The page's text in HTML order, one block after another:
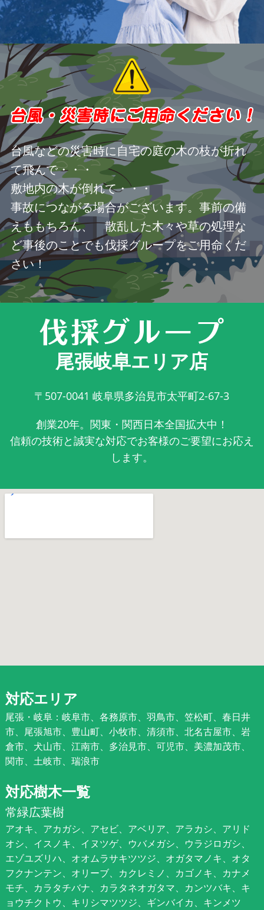
台風などの災害時に自宅の庭の木の枝が折れ
て飛んで・・・
敷地内の木が倒れて・・・
事故につながる場合がございます。事前の備
えももちろん、 散乱した木々や草の処理な
ど事後のことでも伐採グループをご用命くだ
さい！
尾張岐阜エリア店
〒507-0041 岐阜県多治見市太平町2-67-3
創業20年。関東・関西日本全国拡大中！
信頼の技術と誠実な対応でお客様のご要望にお応え
します。
対応エリア
尾張・岐阜：岐阜市、各務原市、羽鳥市、笠松町、春日井
市、尾張旭市、豊山町、小牧市、清須市、北名古屋市、岩
倉市、犬山市、江南市、多治見市、可児市、美濃加茂市、
関市、土岐市、瑞浪市
対応樹木一覧
常緑広葉樹
アオキ、アカガシ、アセビ、アベリア、アラカシ、アリド
オシ、イスノキ、イヌツゲ、ウバメガシ、ウラジロガシ、
エゾユズリハ、オオムラサキツツジ、オガタマノキ、オタ
フクナンテン、オリーブ、カクレミノ、カゴノキ、カナメ
モチ、カラタチバナ、カラタネオガタマ、カンツバキ、キ
ョウチクトウ、キリシマツツジ、ギンバイカ、キンメツ